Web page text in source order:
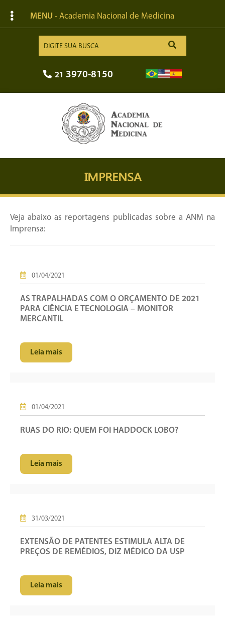
MENU - Academia Nacional de Medicina
21 3970-8150
IMPRENSA
Veja abaixo as reportagens publicadas sobre a ANM na
Imprensa:
01/04/2021
AS TRAPALHADAS COM O ORÇAMENTO DE 2021
PARA CIÊNCIA E TECNOLOGIA – MONITOR
MERCANTIL
Leia mais
01/04/2021
RUAS DO RIO: QUEM FOI HADDOCK LOBO?
Leia mais
31/03/2021
EXTENSÃO DE PATENTES ESTIMULA ALTA DE
PREÇOS DE REMÉDIOS, DIZ MÉDICO DA USP
Leia mais